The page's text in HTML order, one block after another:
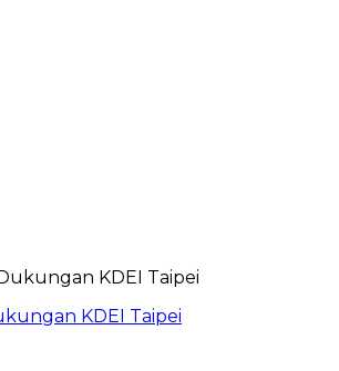
KDEI Taipei